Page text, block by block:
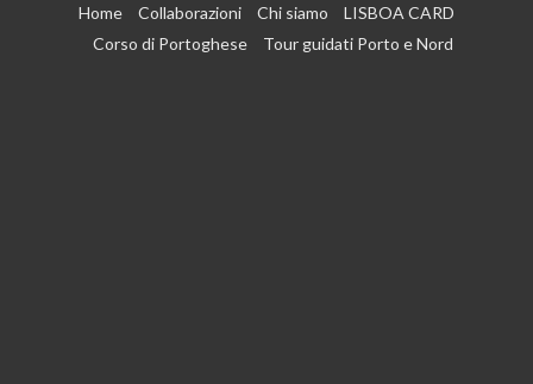
Home Collaborazioni Chi siamo
LISBOA CARD
Corso di Portoghese
Tour guidati Porto e Nord